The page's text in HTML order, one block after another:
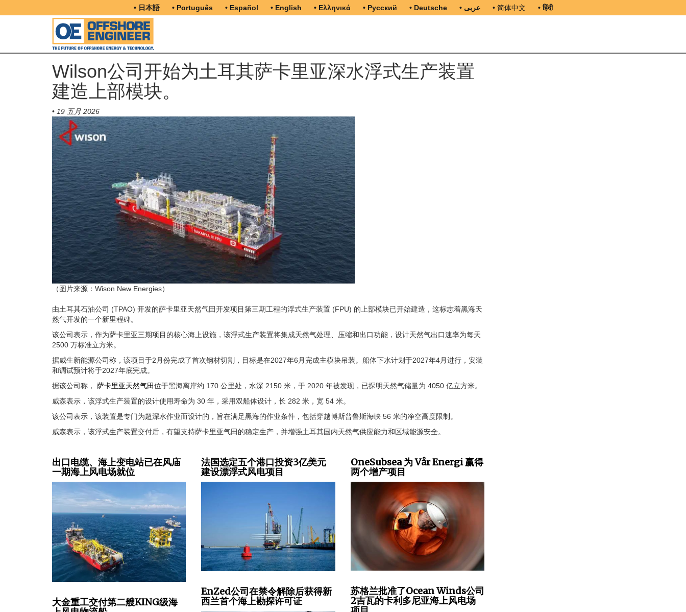
• 日本語 • Português • Español • English • Ελληνικά • Русский • Deutsche • عربى • 简体中文 • हिंदी
Wilson公司开始为土耳其萨卡里亚深水浮式生产装置
建造上部模块。
• 19 五月 2026
（图片来源：Wison New Energies）
由土耳其石油公司 (TPAO) 开发的萨卡里亚天然气田开发项目第三期工程的浮式生产装置 (FPU) 的上部模块已开始建造，这标志着黑海天
然气开发的一个新里程碑。
该公司表示，作为萨卡里亚三期项目的核心海上设施，该浮式生产装置将集成天然气处理、压缩和出口功能，设计天然气出口速率为每天
2500 万标准立方米。
据威生新能源公司称，该项目于2月份完成了首次钢材切割，目标是在2027年6月完成主模块吊装。船体下水计划于2027年4月进行，安装
和调试预计将于2027年底完成。
据该公司称， 萨卡里亚天然气田位于黑海离岸约 170 公里处，水深 2150 米，于 2020 年被发现，已探明天然气储量为 4050 亿立方米。
威森表示，该浮式生产装置的设计使用寿命为 30 年，采用双船体设计，长 282 米，宽 54 米。
该公司表示，该装置是专门为超深水作业而设计的，旨在满足黑海的作业条件，包括穿越博斯普鲁斯海峡 56 米的净空高度限制。
威森表示，该浮式生产装置交付后，有望支持萨卡里亚气田的稳定生产，并增强土耳其国内天然气供应能力和区域能源安全。
出口电缆、海上变电站已在风庙
一期海上风电场就位
大金重工交付第二艘KING级海
法国选定五个港口投资3亿美元
建设漂浮式风电项目
EnZed公司在禁令解除后获得新
西兰首个海上勘探许可证
OneSubsea 为 Vår Energi 赢得
两个增产项目
苏格兰批准了Ocean Winds公司
2吉瓦的卡利多尼亚海上风电场